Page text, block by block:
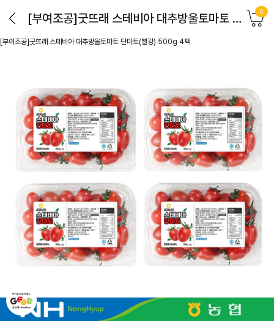
[부여조공]굿뜨래 스테비아 대추방울토마토 단마토(빨강) 500g 4팩 0
[부여조공]굿뜨래 스테비아 대추방울토마토 단마토(빨강) 500g 4팩